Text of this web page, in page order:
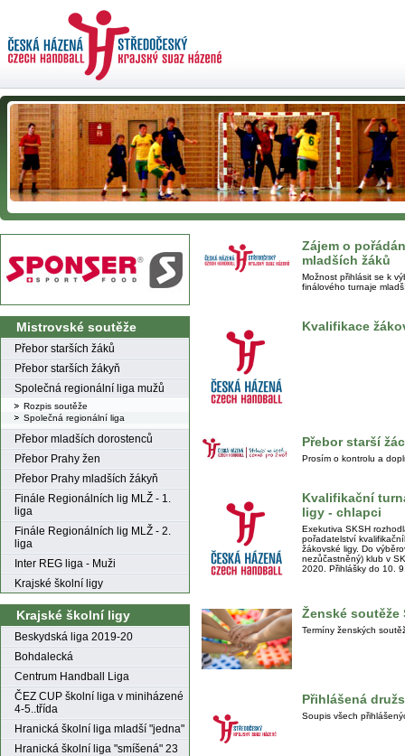
Mistrovské soutěže
Přebor starších žáků
Přebor starších žákyň
Společná regionální liga mužů
Rozpis soutěže
Společná regionální liga
Přebor mladších dorostenců
Přebor Prahy žen
Přebor Prahy mladších žákyň
Finále Regionálních lig MLŽ - 1.
liga
Finále Regionálních lig MLŽ - 2.
liga
Inter REG liga - Muži
Krajské školní ligy
Krajské školní ligy
Beskydská liga 2019-20
Bohdalecká
Centrum Handball Liga
ČEZ CUP školní liga v miniházené
4-5..třída
Hranická školní liga mladší "jedna"
Hranická školní liga "smíšená" 23
Zájem o
mladších žáků
Možnost přihlásit se k
finálového turnaje
Kvalifikace
Přebor starší
Prosím o kontrolu a
Kvalifikační
ligy - chlapci
Exekutiva SKSH
pořadatelství
žákovské ligy. Do
nezůčastněný) klub v
2020. Přihlášky do 10.
Ženské soutěže
Termíny ženských
Přihlášená
Soupis všech